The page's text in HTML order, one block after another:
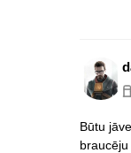
Būtu
braucēju